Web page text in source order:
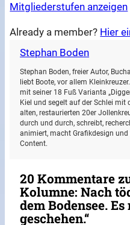
Mitgliederstufen anzeigen
Already a member? Hier
Stephan Boden
Stephan Boden, freier Autor,
liebt Boote, vor allem
mit seiner 18 Fuß Varianta
Kiel und segelt auf der Schlei mit
alten, restaurierten 20er
durch und durch, schreibt,
animiert, macht Grafikdesign
Content.
20 Kommentare
Kolumne: Nach
dem Bodensee.
geschehen.“